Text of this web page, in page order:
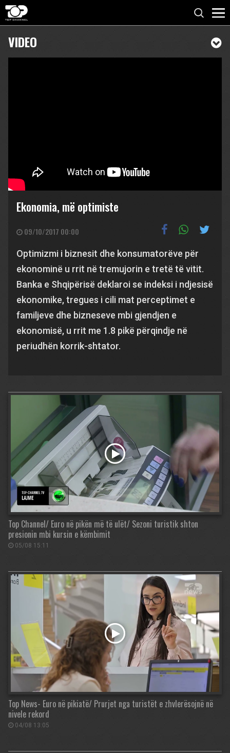
VIDEO
Ekonomia, më optimiste
09/10/2017 00:00
Optimizmi i biznesit dhe konsumatorëve për
ekonominë u rrit në tremujorin e tretë të vitit.
Banka e Shqipërisë deklaroi se indeksi i ndjesisë
ekonomike, tregues i cili mat perceptimet e
familjeve dhe bizneseve mbi gjendjen e
ekonomisë, u rrit me 1.8 pikë përqindje në
periudhën korrik-shtator.
Top Channel/ Euro në pikën më të ulët/ Sezoni turistik shton
presionin mbi kursin e këmbimit
05/08 15:11
Top News- Euro në pikiatë/ Prurjet nga turistët e zhvlerësojnë në
nivele rekord
04/08 13:05